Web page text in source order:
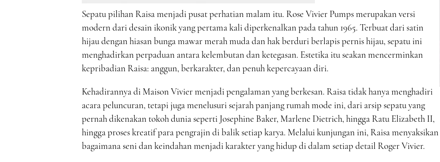
Sepatu pilihan Raisa menjadi pusat perhatian malam itu. Rose Vivier Pumps merupakan versi
modern dari desain ikonik yang pertama kali diperkenalkan pada tahun 1965. Terbuat dari satin
hijau dengan hiasan bunga mawar merah muda dan hak berduri berlapis pernis hijau, sepatu ini
menghadirkan perpaduan antara kelembutan dan ketegasan. Estetika itu seakan mencerminkan
kepribadian Raisa: anggun, berkarakter, dan penuh kepercayaan diri.
Kehadirannya di Maison Vivier menjadi pengalaman yang berkesan. Raisa tidak hanya menghadiri
acara peluncuran, tetapi juga menelusuri sejarah panjang rumah mode ini, dari arsip sepatu yang
pernah dikenakan tokoh dunia seperti Josephine Baker, Marlene Dietrich, hingga Ratu Elizabeth II,
hingga proses kreatif para pengrajin di balik setiap karya. Melalui kunjungan ini, Raisa menyaksikan
bagaimana seni dan keindahan menjadi karakter yang hidup di dalam setiap detail Roger Vivier.